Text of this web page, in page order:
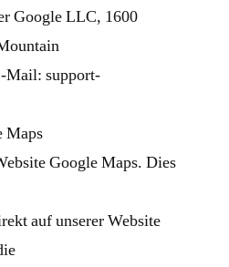
Google LLC, 1600
Mail: support-
Maps
Google Maps. Dies
auf unserer Website